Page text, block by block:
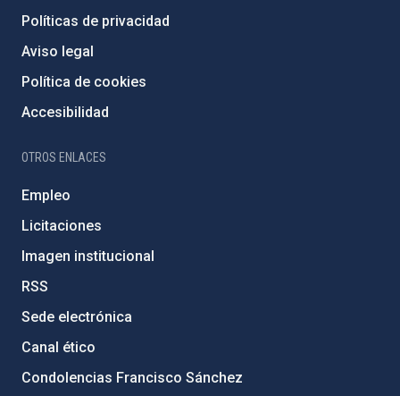
Políticas de privacidad
Aviso legal
Política de cookies
Accesibilidad
OTROS ENLACES
Empleo
Licitaciones
Imagen institucional
RSS
Sede electrónica
Canal ético
Condolencias Francisco Sánchez